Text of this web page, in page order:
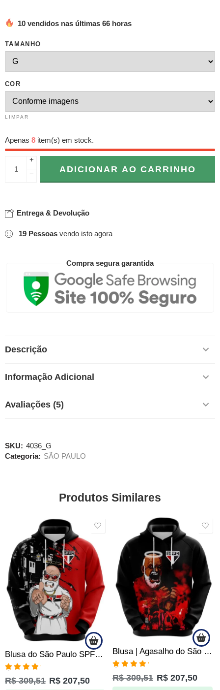
10 vendidos nas últimas 66 horas
TAMANHO
COR
LIMPAR
Apenas 8 item(s) em stock.
+
−
ADICIONAR AO CARRINHO
Entrega & Devolução
19 Pessoas vendo isto agora
Compra segura garantida
Descrição
Informação Adicional
Avaliações (5)
SKU: 4036_G
Categoria: SÃO PAULO
Produtos Similares
Blusa do São Paulo SPFC – Made in Quebrada – Produto Oficial
Avaliação
5.00de 5
R$309,51 R$ 207,50
Blusa | Agasalho do São Paulo SPFC – Vovô Tricolor Vibrante – Produto Oficial
Avaliação
5.00de 5
R$309,51 R$ 207,50